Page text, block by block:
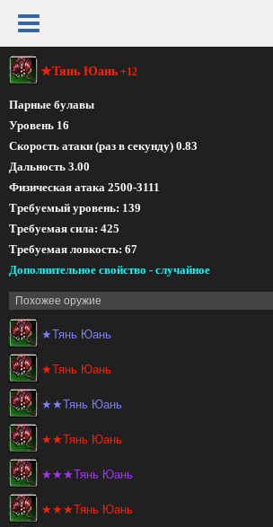
★Тянь Юань +12
Парные булавы
Уровень 16
Скорость атаки (раз в секунду) 0.83
Дальность 3.00
Физическая атака 2500-3111
Требуемый уровень: 139
Требуемая сила: 425
Требуемая ловкость: 67
Дополнительное свойство - случайное
Похожее оружие
★Тянь Юань
★Тянь Юань
★★Тянь Юань
★★Тянь Юань
★★★Тянь Юань
★★★Тянь Юань